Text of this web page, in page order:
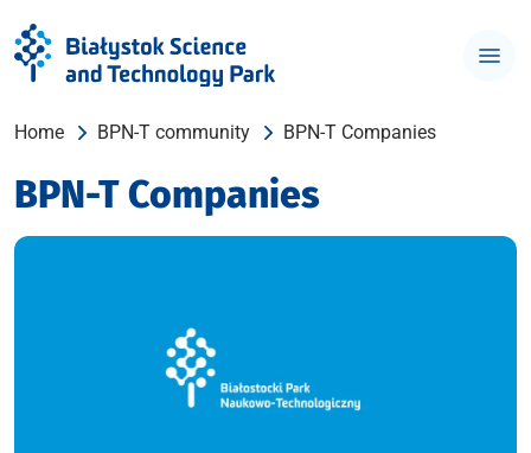
Home BPN-T community BPN-T Companies
BPN-T Companies